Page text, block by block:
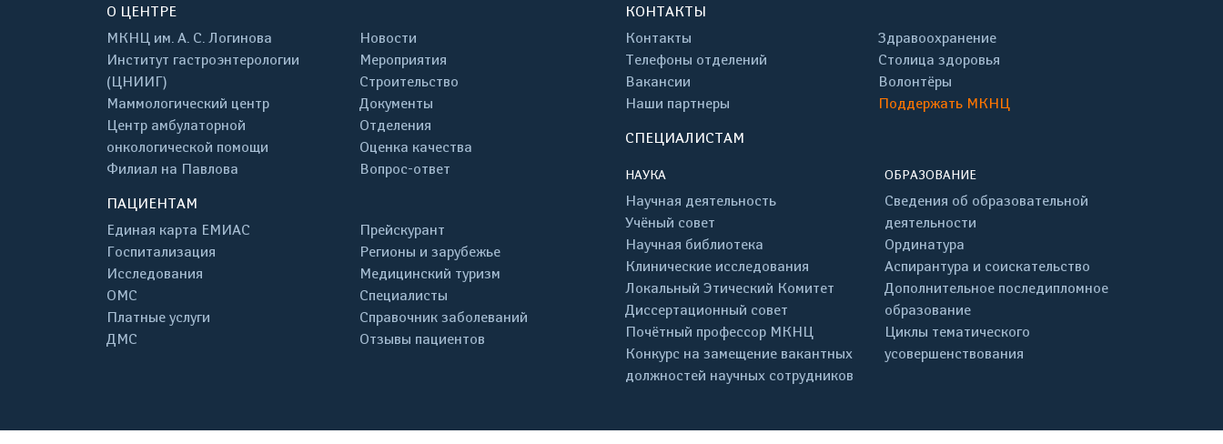
О ЦЕНТРЕ
МКНЦ им. А. С. Логинова
Институт гастроэнтерологии
(ЦНИИГ)
Маммологический центр
Центр амбулаторной
онкологической помощи
Филиал на Павлова
Новости
Мероприятия
Строительство
Документы
Отделения
Оценка качества
Вопрос-ответ
ПАЦИЕНТАМ
Единая карта ЕМИАС
Госпитализация
Исследования
ОМС
Платные услуги
ДМС
Прейскурант
Регионы и зарубежье
Медицинский туризм
Специалисты
Справочник заболеваний
Отзывы пациентов
КОНТАКТЫ
Контакты
Телефоны отделений
Вакансии
Наши партнеры
Здравоохранение
Столица здоровья
Волонтёры
Поддержать МКНЦ
СПЕЦИАЛИСТАМ
НАУКА
Научная деятельность
Учёный совет
Научная библиотека
Клинические исследования
Локальный Этический Комитет
Диссертационный совет
Почётный профессор МКНЦ
Конкурс на замещение вакантных
должностей научных сотрудников
ОБРАЗОВАНИЕ
Сведения об образовательной
деятельности
Ординатура
Аспирантура и соискательство
Дополнительное последипломное
образование
Циклы тематического
усовершенствования